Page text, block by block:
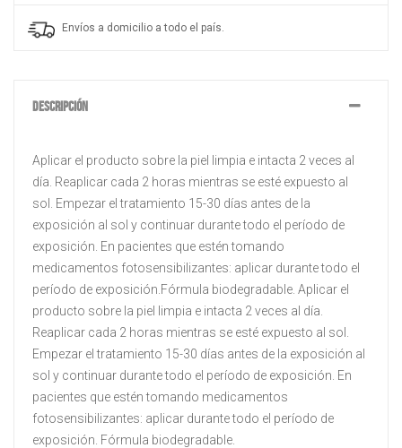
Envíos a domicilio a todo el país.
DESCRIPCIÓN
Aplicar el producto sobre la piel limpia e intacta 2 veces al
día. Reaplicar cada 2 horas mientras se esté expuesto al
sol. Empezar el tratamiento 15-30 días antes de la
exposición al sol y continuar durante todo el período de
exposición. En pacientes que estén tomando
medicamentos fotosensibilizantes: aplicar durante todo el
período de exposición.Fórmula biodegradable. Aplicar el
producto sobre la piel limpia e intacta 2 veces al día.
Reaplicar cada 2 horas mientras se esté expuesto al sol.
Empezar el tratamiento 15-30 días antes de la exposición al
sol y continuar durante todo el período de exposición. En
pacientes que estén tomando medicamentos
fotosensibilizantes: aplicar durante todo el período de
exposición. Fórmula biodegradable.